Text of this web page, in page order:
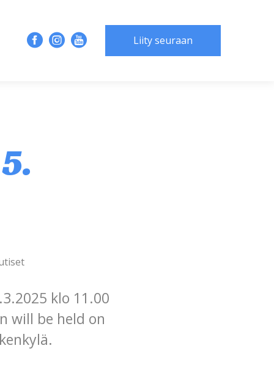
Liity seuraan
klo 11.00
will be held on